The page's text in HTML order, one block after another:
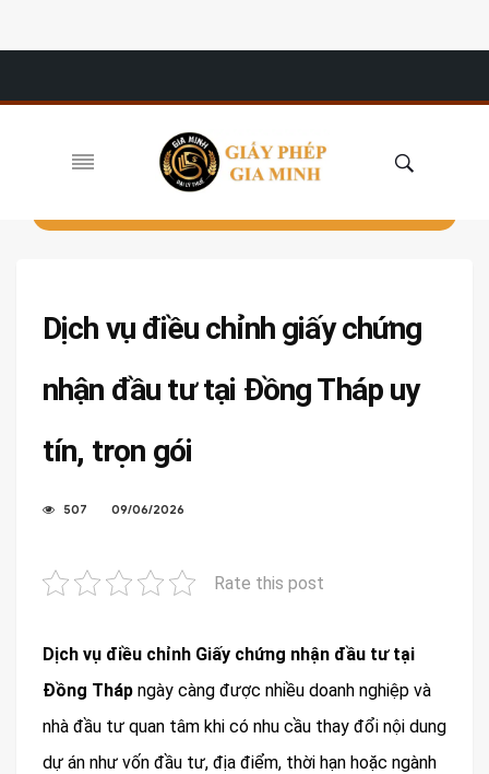
Dịch vụ điều chỉnh giấy chứng
nhận đầu tư tại Đồng Tháp uy
tín, trọn gói
507 09/06/2026
Rate this post
Dịch vụ điều chỉnh Giấy chứng nhận đầu tư tại
Đồng Tháp ngày càng được nhiều doanh nghiệp và
nhà đầu tư quan tâm khi có nhu cầu thay đổi nội dung
dự án như vốn đầu tư, địa điểm, thời hạn hoặc ngành